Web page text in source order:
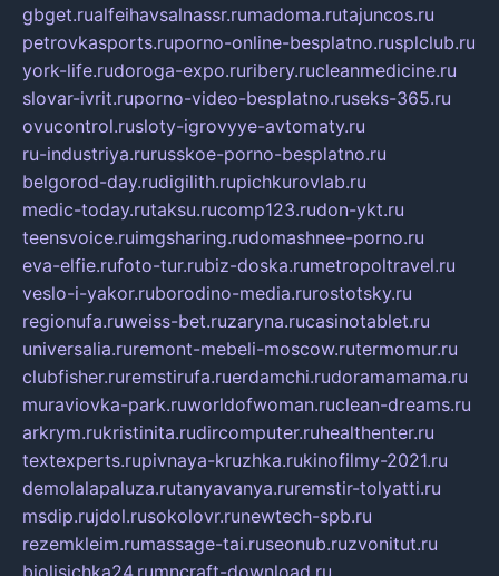
gbget.rualfeihavsalnassr.rumadoma.rutajuncos.ru
petrovkasports.ruporno-online-besplatno.rusplclub.ru
york-life.rudoroga-expo.ruribery.rucleanmedicine.ru
slovar-ivrit.ruporno-video-besplatno.ruseks-365.ru
ovucontrol.rusloty-igrovyye-avtomaty.ru
ru-industriya.rurusskoe-porno-besplatno.ru
belgorod-day.rudigilith.rupichkurovlab.ru
medic-today.rutaksu.rucomp123.rudon-ykt.ru
teensvoice.ruimgsharing.rudomashnee-porno.ru
eva-elfie.rufoto-tur.rubiz-doska.rumetropoltravel.ru
veslo-i-yakor.ruborodino-media.rurostotsky.ru
regionufa.ruweiss-bet.ruzaryna.rucasinotablet.ru
universalia.ruremont-mebeli-moscow.rutermomur.ru
clubfisher.ruremstirufa.ruerdamchi.rudoramamama.ru
muraviovka-park.ruworldofwoman.ruclean-dreams.ru
arkrym.rukristinita.rudircomputer.ruhealthenter.ru
textexperts.rupivnaya-kruzhka.rukinofilmy-2021.ru
demolalapaluza.rutanyavanya.ruremstir-tolyatti.ru
msdip.rujdol.rusokolovr.runewtech-spb.ru
rezemkleim.rumassage-tai.ruseonub.ruzvonitut.ru